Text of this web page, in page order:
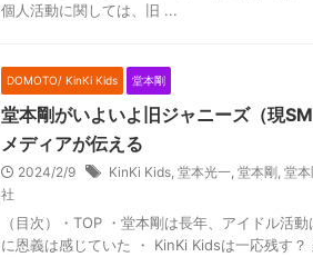
個人活動に関しては、旧 ...
DOMOTO/ KinKi Kids 堂本剛
堂本剛がいよいよ旧ジャニーズ（現
メディアが伝える
2024/2/9 KinKi Kids, 堂本光一, 堂本剛, 堂
社
（目次）・TOP ・堂本剛は長年、アイドル活
に恩義は感じていた ・ KinKi Kidsは一応残す